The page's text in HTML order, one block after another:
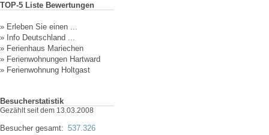
TOP-5 Liste Bewertungen
» Erleben Sie einen ...
» Info Deutschland ...
» Ferienhaus Mariechen
» Ferienwohnungen Hartward
» Ferienwohnung Holtgast
Besucherstatistik
Gezählt seit dem 13.03.2008
Besucher gesamt: 537.326